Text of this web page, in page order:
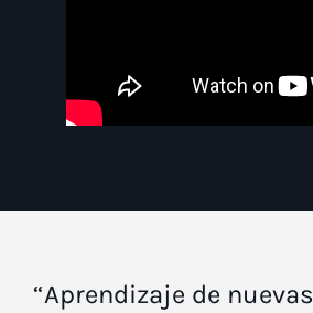
“Aprendizaje de nuevas